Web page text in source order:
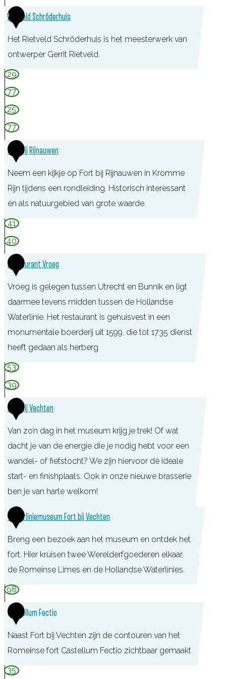
p
e
i
l
t
9Rietveld Schröderhuis
Het Rietveld Schröderhuis is het meesterwerk van
ontwerper Gerrit Rietveld.
R
i
e
v
e
d
S
c
h
r
ö
d
e
r
h
u
i
s
29
77
25
77
1Fort bij Rijnauwen
Neem een kijkje op Fort bij Rijnauwen in Kromme
Rijn tijdens een rondleiding. Historisch interessant
én als natuurgebied van grote waarde.
F
o
t
b
j
R
i
n
a
u
w
e
n
41
40
1Restaurant Vroeg
Vroeg is gelegen tussen Utrecht en Bunnik en ligt
daarmee tevens midden tussen de Hollandse
Waterlinie. Het restaurant is gehuisvest in een
monumentale boerderij uit 1599, die tot 1735 dienst
heeft gedaan als herberg
R
e
t
a
u
r
a
n
V
53
39
1Fort bij Vechten
Van zo’n dag in het museum krijg je trek! Of wat
dacht je van de energie die je nodig hebt voor een
wandel- of fietstocht? We zijn hiervoor dé ideale
start- en finishplaats. Ook in onze nieuwe brasserie
ben je van harte welkom!
F
o
r
t
b
i
V
e
c
t
1Waterliniemuseum Fort bij Vechten
Breng een bezoek aan het museum en ontdek het
fort. Hier kruisen twee Werelderfgoederen elkaar,
de Romeinse Limes en de Hollandse Waterlinies.
W
a
t
e
r
l
98
1Castellum Fectio
Naast Fort bij Vechten zijn de contouren van het
Romeinse fort Castellum Fectio zichtbaar gemaakt
35